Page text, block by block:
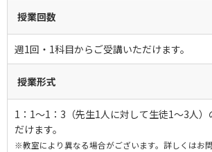
授業回数
週1回・1科目からご受講いただけます。
授業形式
1：1～1：3（先生1人に対して生徒1～3人
だけます。
※教室により異なる場合がございます。詳しくはお